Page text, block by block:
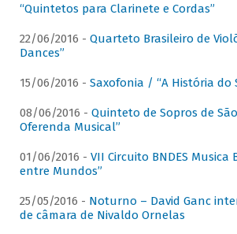
“Quintetos para Clarinete e Cordas”
22/06/2016 - Quarteto Brasileiro de
Dances”
15/06/2016 - Saxofonia / “A História do
08/06/2016 - Quinteto de Sopros de
Oferenda Musical”
01/06/2016 - VII Circuito BNDES Musica
entre Mundos”
25/05/2016 - Noturno – David Ganc
de câmara de Nivaldo Ornelas